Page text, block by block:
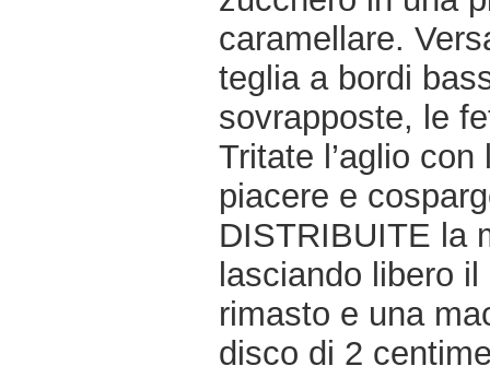
caramellare.
teglia a bordi
sovrapposte, le
Tritate l’aglio
piacere e
DISTRIBUITE la
lasciando libero
rimasto e una
disco di 2